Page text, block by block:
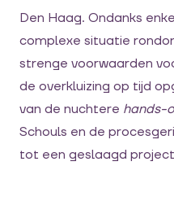
Den Haag. Ondanks
complexe situatie
strenge voorwaarden
de overkluizing op tijd
van de nuchtere hands-
Schouls en de
tot een geslaagd